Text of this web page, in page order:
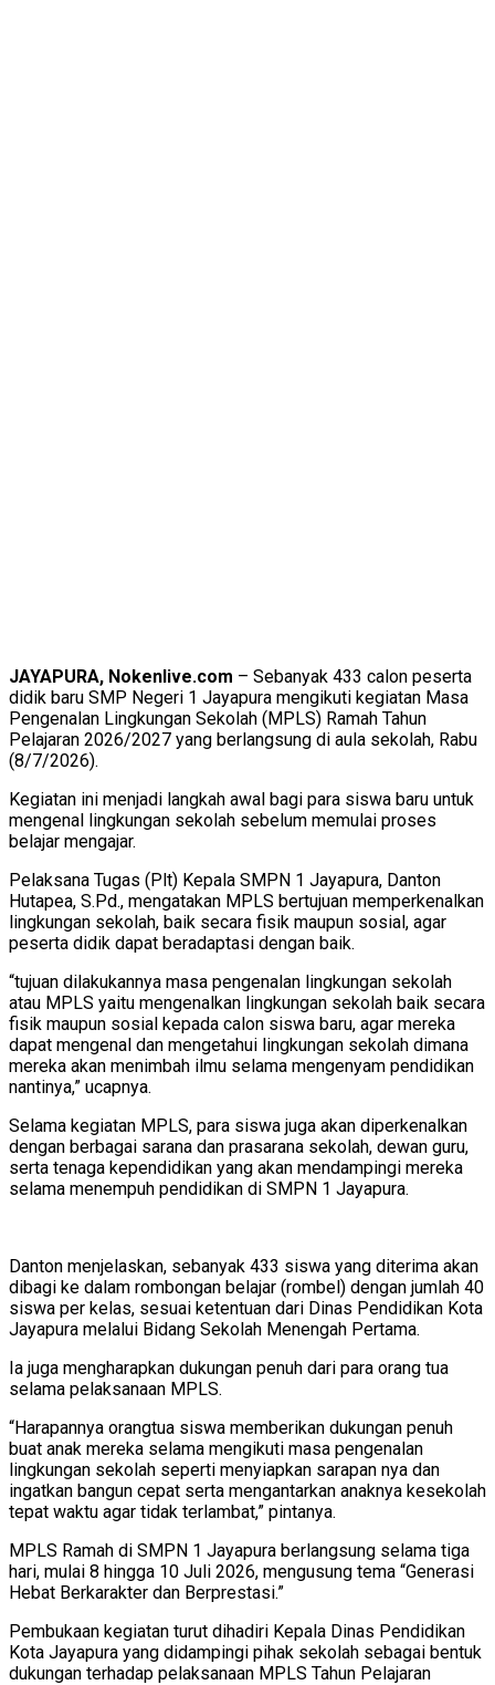
JAYAPURA, Nokenlive.com – Sebanyak 433 calon peserta
didik baru SMP Negeri 1 Jayapura mengikuti kegiatan Masa
Pengenalan Lingkungan Sekolah (MPLS) Ramah Tahun
Pelajaran 2026/2027 yang berlangsung di aula sekolah, Rabu
(8/7/2026).
Kegiatan ini menjadi langkah awal bagi para siswa baru untuk
mengenal lingkungan sekolah sebelum memulai proses
belajar mengajar.
Pelaksana Tugas (Plt) Kepala SMPN 1 Jayapura, Danton
Hutapea, S.Pd., mengatakan MPLS bertujuan memperkenalkan
lingkungan sekolah, baik secara fisik maupun sosial, agar
peserta didik dapat beradaptasi dengan baik.
“tujuan dilakukannya masa pengenalan lingkungan sekolah
atau MPLS yaitu mengenalkan lingkungan sekolah baik secara
fisik maupun sosial kepada calon siswa baru, agar mereka
dapat mengenal dan mengetahui lingkungan sekolah dimana
mereka akan menimbah ilmu selama mengenyam pendidikan
nantinya,” ucapnya.
Selama kegiatan MPLS, para siswa juga akan diperkenalkan
dengan berbagai sarana dan prasarana sekolah, dewan guru,
serta tenaga kependidikan yang akan mendampingi mereka
selama menempuh pendidikan di SMPN 1 Jayapura.
Danton menjelaskan, sebanyak 433 siswa yang diterima akan
dibagi ke dalam rombongan belajar (rombel) dengan jumlah 40
siswa per kelas, sesuai ketentuan dari Dinas Pendidikan Kota
Jayapura melalui Bidang Sekolah Menengah Pertama.
Ia juga mengharapkan dukungan penuh dari para orang tua
selama pelaksanaan MPLS.
“Harapannya orangtua siswa memberikan dukungan penuh
buat anak mereka selama mengikuti masa pengenalan
lingkungan sekolah seperti menyiapkan sarapan nya dan
ingatkan bangun cepat serta mengantarkan anaknya kesekolah
tepat waktu agar tidak terlambat,” pintanya.
MPLS Ramah di SMPN 1 Jayapura berlangsung selama tiga
hari, mulai 8 hingga 10 Juli 2026, mengusung tema “Generasi
Hebat Berkarakter dan Berprestasi.”
Pembukaan kegiatan turut dihadiri Kepala Dinas Pendidikan
Kota Jayapura yang didampingi pihak sekolah sebagai bentuk
dukungan terhadap pelaksanaan MPLS Tahun Pelajaran